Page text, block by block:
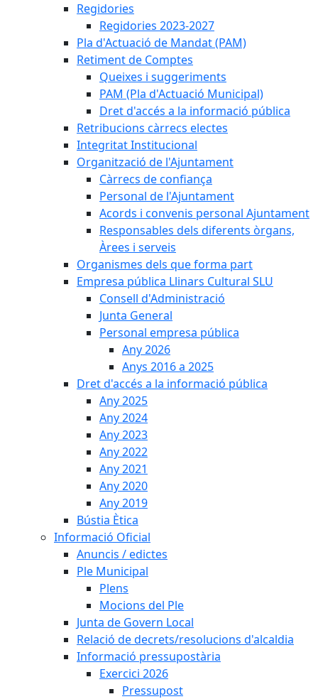
Regidories
Regidories 2023-2027
Pla d'Actuació de Mandat (PAM)
Retiment de Comptes
Queixes i suggeriments
PAM (Pla d'Actuació Municipal)
Dret d'accés a la informació pública
Retribucions càrrecs electes
Integritat Institucional
Organització de l'Ajuntament
Càrrecs de confiança
Personal de l'Ajuntament
Acords i convenis personal Ajuntament
Responsables dels diferents òrgans,
Àrees i serveis
Organismes dels que forma part
Empresa pública Llinars Cultural SLU
Consell d'Administració
Junta General
Personal empresa pública
Any 2026
Anys 2016 a 2025
Dret d'accés a la informació pública
Any 2025
Any 2024
Any 2023
Any 2022
Any 2021
Any 2020
Any 2019
Bústia Ètica
Informació Oficial
Anuncis / edictes
Ple Municipal
Plens
Mocions del Ple
Junta de Govern Local
Relació de decrets/resolucions d'alcaldia
Informació pressupostària
Exercici 2026
Pressupost